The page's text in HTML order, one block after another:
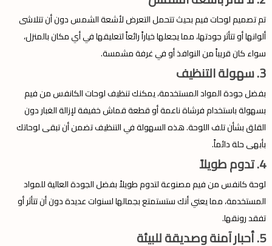
تم تصميم لوحات فيم بحيث تتحمل التعرض لأشعة الشمس دون أن تتلاشى
ألوانها أو تتأثر جودتها، مما يجعلها خياراً رائعاً لتعليقها في أي مكان بالمنزل،
سواء كان قريباً من النوافذ أو في غرفة مشمسة.
3. سهولة التنظيف
بفضل جودة المواد المستخدمة، يمكنك تنظيف لوحات الكانفس من فيم
بسهولة باستخدام فرشاة ناعمة أو قطعة قماش خفيفة لإزالة الغبار دون
القلق بشأن تلف اللوحة. هذه السهولة في التنظيف تضمن أن تبقى لوحاتك
بأبهى حلة دائماً.
4. تدوم طويلاً
لوحة كانفس من فيم مصنوعة لتدوم طويلاً بفضل الجودة العالية للمواد
المستخدمة، مما يعني أنك ستستمتع بجمالها لسنوات عديدة دون أن تتأثر أو
تفقد رونقها.
5. أحبار آمنة وصديقة للبيئة